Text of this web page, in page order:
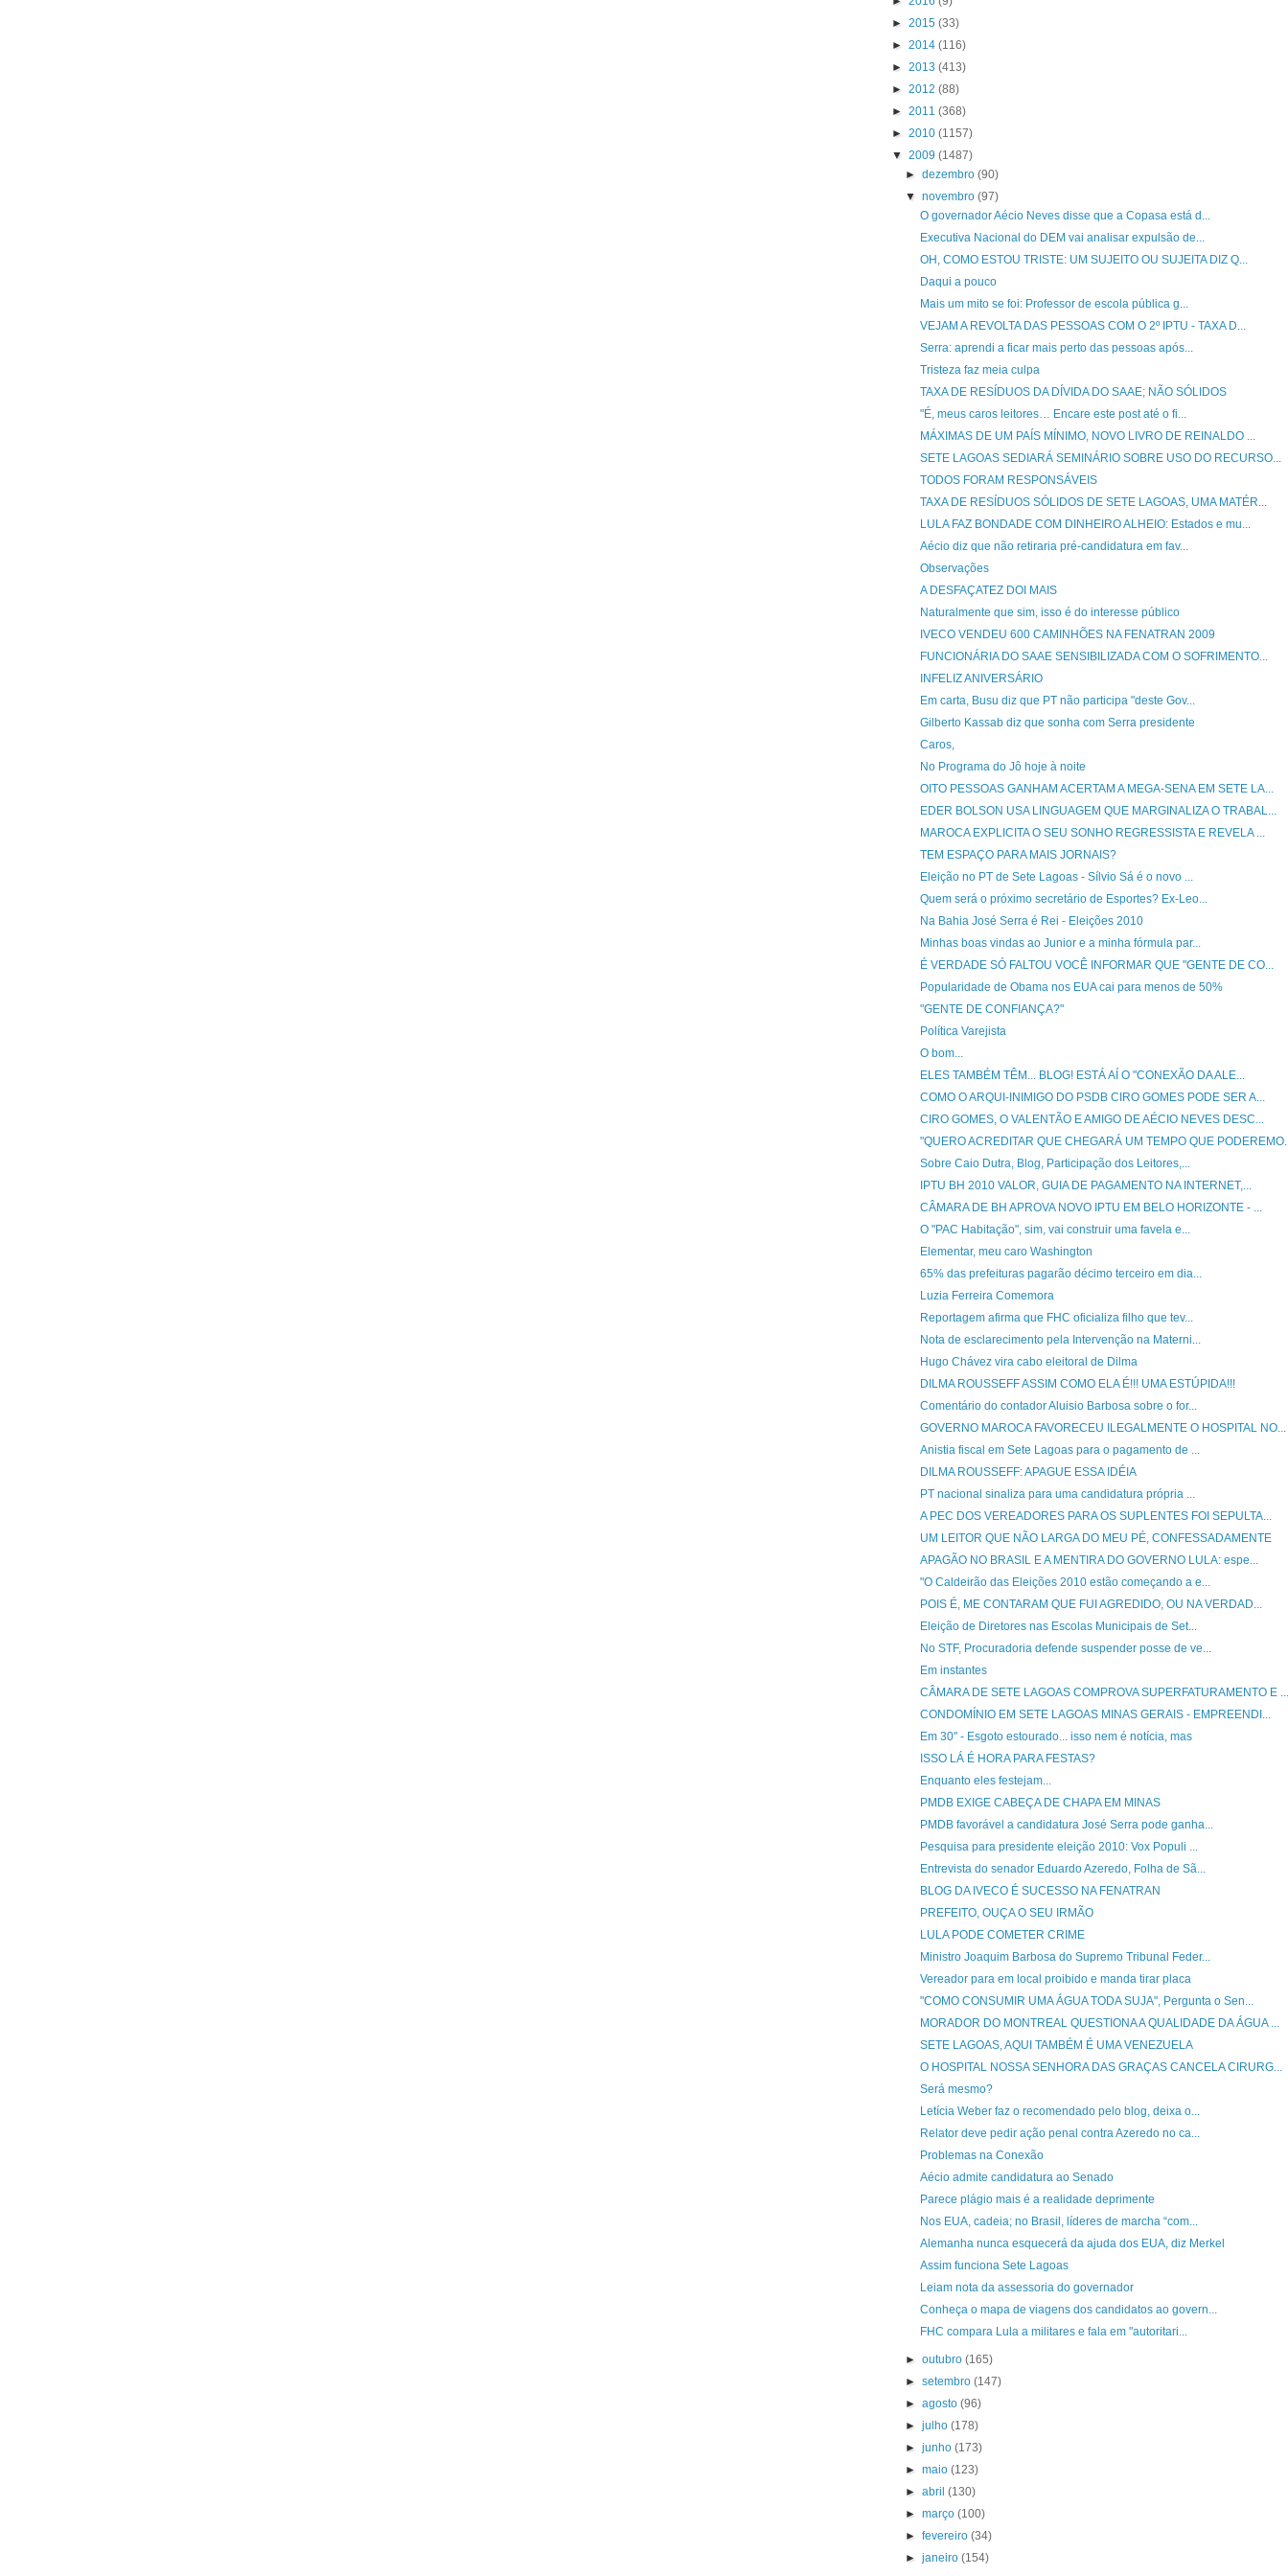
► 2015 (33)
► 2014 (116)
► 2013 (413)
► 2012 (88)
► 2011 (368)
► 2010 (1157)
▼ 2009 (1487)
►dezembro(90)
▼novembro(97)
O governador Aécio Neves disse que a Copasa está d...
Executiva Nacional do DEM vai analisar expulsão de...
OH, COMO ESTOU TRISTE: UM SUJEITO OU SUJEITA DIZ Q...
Daqui a pouco
Mais um mito se foi: Professor de escola pública g...
VEJAM A REVOLTA DAS PESSOAS COM O 2º IPTU - TAXA D...
Serra: aprendi a ficar mais perto das pessoas após...
Tristeza faz meia culpa
TAXA DE RESÍDUOS DA DÍVIDA DO SAAE; NÃO SÓLIDOS
"É, meus caros leitores… Encare este post até o fi...
MÁXIMAS DE UM PAÍS MÍNIMO, NOVO LIVRO DE REINALDO ...
SETE LAGOAS SEDIARÁ SEMINÁRIO SOBRE USO DO RECURSO...
TODOS FORAM RESPONSÁVEIS
TAXA DE RESÍDUOS SÓLIDOS DE SETE LAGOAS, UMA MATÉR...
LULA FAZ BONDADE COM DINHEIRO ALHEIO: Estados e mu...
Aécio diz que não retiraria pré-candidatura em fav...
Observações
A DESFAÇATEZ DOI MAIS
Naturalmente que sim, isso é do interesse público
IVECO VENDEU 600 CAMINHÕES NA FENATRAN 2009
FUNCIONÁRIA DO SAAE SENSIBILIZADA COM O SOFRIMENTO...
INFELIZ ANIVERSÁRIO
Em carta, Busu diz que PT não participa "deste Gov...
Gilberto Kassab diz que sonha com Serra presidente
Caros,
No Programa do Jô hoje à noite
OITO PESSOAS GANHAM ACERTAM A MEGA-SENA EM SETE LA...
EDER BOLSON USA LINGUAGEM QUE MARGINALIZA O TRABAL...
MAROCA EXPLICITA O SEU SONHO REGRESSISTA E REVELA ...
TEM ESPAÇO PARA MAIS JORNAIS?
Eleição no PT de Sete Lagoas - Sílvio Sá é o novo ...
Quem será o próximo secretário de Esportes? Ex-Leo...
Na Bahia José Serra é Rei - Eleições 2010
Minhas boas vindas ao Junior e a minha fórmula par...
É VERDADE SÓ FALTOU VOCÊ INFORMAR QUE "GENTE DE CO...
Popularidade de Obama nos EUA cai para menos de 50%
"GENTE DE CONFIANÇA?"
Política Varejista
O bom...
ELES TAMBÉM TÊM... BLOG! ESTÁ AÍ O "CONEXÃO DA ALE...
COMO O ARQUI-INIMIGO DO PSDB CIRO GOMES PODE SER A...
CIRO GOMES, O VALENTÃO E AMIGO DE AÉCIO NEVES DESC...
"QUERO ACREDITAR QUE CHEGARÁ UM TEMPO QUE
Sobre Caio Dutra, Blog, Participação dos Leitores,...
IPTU BH 2010 VALOR, GUIA DE PAGAMENTO NA INTERNET,...
CÂMARA DE BH APROVA NOVO IPTU EM BELO HORIZONTE - ...
O "PAC Habitação", sim, vai construir uma favela e...
Elementar, meu caro Washington
65% das prefeituras pagarão décimo terceiro em dia...
Luzia Ferreira Comemora
Reportagem afirma que FHC oficializa filho que tev...
Nota de esclarecimento pela Intervenção na Materni...
Hugo Chávez vira cabo eleitoral de Dilma
DILMA ROUSSEFF ASSIM COMO ELA É!!! UMA ESTÚPIDA!!!
Comentário do contador Aluisio Barbosa sobre o for...
GOVERNO MAROCA FAVORECEU ILEGALMENTE O HOSPITAL NO...
Anistia fiscal em Sete Lagoas para o pagamento de ...
DILMA ROUSSEFF: APAGUE ESSA IDÉIA
PT nacional sinaliza para uma candidatura própria ...
A PEC DOS VEREADORES PARA OS SUPLENTES FOI SEPULTA...
UM LEITOR QUE NÃO LARGA DO MEU PÉ, CONFESSADAMENTE
APAGÃO NO BRASIL E A MENTIRA DO GOVERNO LULA: espe...
"O Caldeirão das Eleições 2010 estão começando a e...
POIS É, ME CONTARAM QUE FUI AGREDIDO, OU NA VERDAD...
Eleição de Diretores nas Escolas Municipais de Set...
No STF, Procuradoria defende suspender posse de ve...
Em instantes
CÂMARA DE SETE LAGOAS COMPROVA SUPERFATURAMENTO E ...
CONDOMÍNIO EM SETE LAGOAS MINAS GERAIS - EMPREENDI...
Em 30" - Esgoto estourado... isso nem é notícia, mas
ISSO LÁ É HORA PARA FESTAS?
Enquanto eles festejam...
PMDB EXIGE CABEÇA DE CHAPA EM MINAS
PMDB favorável a candidatura José Serra pode ganha...
Pesquisa para presidente eleição 2010: Vox Populi ...
Entrevista do senador Eduardo Azeredo, Folha de Sã...
BLOG DA IVECO É SUCESSO NA FENATRAN
PREFEITO, OUÇA O SEU IRMÃO
LULA PODE COMETER CRIME
Ministro Joaquim Barbosa do Supremo Tribunal Feder...
Vereador para em local proibido e manda tirar placa
"COMO CONSUMIR UMA ÁGUA TODA SUJA", Pergunta o Sen...
MORADOR DO MONTREAL QUESTIONA A QUALIDADE DA ÁGUA ...
SETE LAGOAS, AQUI TAMBÉM É UMA VENEZUELA
O HOSPITAL NOSSA SENHORA DAS GRAÇAS CANCELA CIRURG...
Será mesmo?
Letícia Weber faz o recomendado pelo blog, deixa o...
Relator deve pedir ação penal contra Azeredo no ca...
Problemas na Conexão
Aécio admite candidatura ao Senado
Parece plágio mais é a realidade deprimente
Nos EUA, cadeia; no Brasil, líderes de marcha “com...
Alemanha nunca esquecerá da ajuda dos EUA, diz Merkel
Assim funciona Sete Lagoas
Leiam nota da assessoria do governador
Conheça o mapa de viagens dos candidatos ao govern...
FHC compara Lula a militares e fala em "autoritari...
►outubro(165)
►setembro(147)
►agosto(96)
►julho(178)
►junho(173)
►maio(123)
►abril(130)
►março(100)
►fevereiro(34)
►janeiro(154)